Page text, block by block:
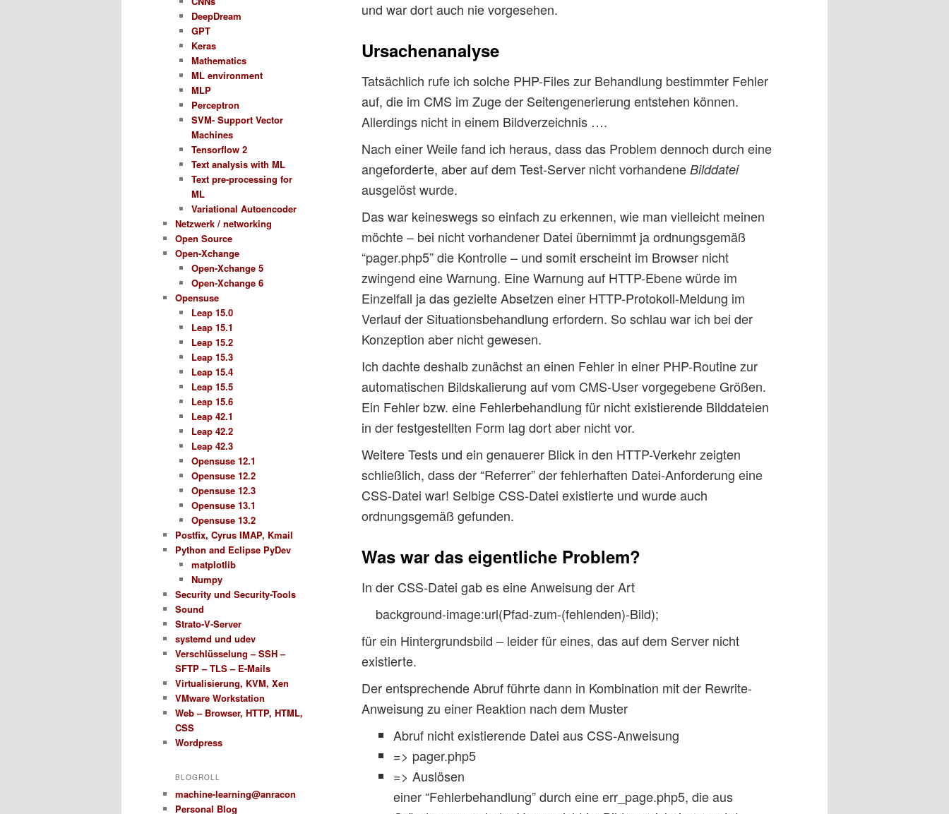
und war dort auch nie vorgesehen.
Ursachenanalyse
Tatsächlich rufe ich solche PHP-Files zur Behandlung bestimmter Fehler
auf, die im CMS im Zuge der Seitengenerierung entstehen können.
Allerdings nicht in einem Bildverzeichnis ….
Nach einer Weile fand ich heraus, dass das Problem dennoch durch eine
angeforderte, aber auf dem Test-Server nicht vorhandene Bilddatei
ausgelöst wurde.
Das war keineswegs so einfach zu erkennen, wie man vielleicht meinen
möchte – bei nicht vorhandener Datei übernimmt ja ordnungsgemäß
“pager.php5” die Kontrolle – und somit erscheint im Browser nicht
zwingend eine Warnung. Eine Warnung auf HTTP-Ebene würde im
Einzelfall ja das gezielte Absetzen einer HTTP-Protokoll-Meldung im
Verlauf der Situationsbehandlung erfordern. So schlau war ich bei der
Konzeption aber nicht gewesen.
Ich dachte deshalb zunächst an einen Fehler in einer PHP-Routine zur
automatischen Bildskalierung auf vom CMS-User vorgegebene Größen.
Ein Fehler bzw. eine Fehlerbehandlung für nicht existierende Bilddateien
in der festgestellten Form lag dort aber nicht vor.
Weitere Tests und ein genauerer Blick in den HTTP-Verkehr zeigten
schließlich, dass der “Referrer” der fehlerhaften Datei-Anforderung eine
CSS-Datei war! Selbige CSS-Datei existierte und wurde auch
ordnungsgemäß gefunden.
Was war das eigentliche Problem?
In der CSS-Datei gab es eine Anweisung der Art
background-image:url(Pfad-zum-(fehlenden)-Bild);
für ein Hintergrundsbild – leider für eines, das auf dem Server nicht
existierte.
Der entsprechende Abruf führte dann in Kombination mit der Rewrite-
Anweisung zu einer Reaktion nach dem Muster
Abruf nicht existierende Datei aus CSS-Anweisung
=> pager.php5
=> Auslösen
einer “Fehlerbehandlung” durch eine err_page.php5, die aus
DeepDream
GPT
Keras
Mathematics
ML environment
MLP
Perceptron
SVM- Support Vector
Machines
Tensorflow 2
Text analysis with ML
Text pre-processing for
ML
Variational Autoencoder
Netzwerk / networking
Open Source
Open-Xchange
Open-Xchange 5
Open-Xchange 6
Opensuse
Leap 15.0
Leap 15.1
Leap 15.2
Leap 15.3
Leap 15.4
Leap 15.5
Leap 15.6
Leap 42.1
Leap 42.2
Leap 42.3
Opensuse 12.1
Opensuse 12.2
Opensuse 12.3
Opensuse 13.1
Opensuse 13.2
Postfix, Cyrus IMAP, Kmail
Python and Eclipse PyDev
matplotlib
Numpy
Security und Security-Tools
Sound
Strato-V-Server
systemd und udev
Verschlüsselung – SSH –
SFTP – TLS – E-Mails
Virtualisierung, KVM, Xen
VMware Workstation
Web – Browser, HTTP, HTML,
CSS
Wordpress
BLOGROLL
machine-learning@anracon
Personal Blog